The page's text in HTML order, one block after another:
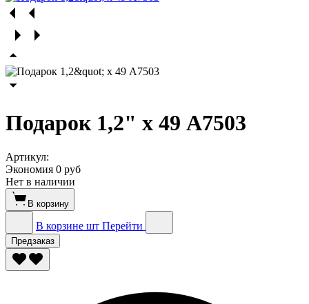
Подарок 1,2" х 49 А7503
Артикул:
Экономия 0 руб
Нет в наличии
В корзину
В корзине шт Перейти
Предзаказ